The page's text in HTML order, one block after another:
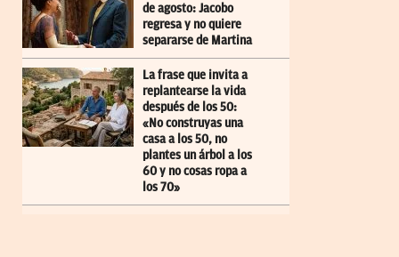
de agosto: Jacobo
regresa y no quiere
separarse de Martina
La frase que invita a
replantearse la vida
después de los 50:
«No construyas una
casa a los 50, no
plantes un árbol a los
60 y no cosas ropa a
los 70»